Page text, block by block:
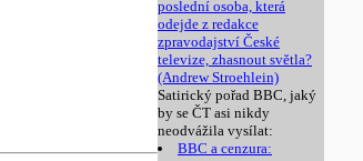
poslední osoba, která
odejde z redakce
zpravodajství České
televize, zhasnout světla?
(Andrew Stroehlein)
Satirický pořad BBC, jaký
by se ČT asi nikdy
neodvážila vysílat:
BBC a cenzura: